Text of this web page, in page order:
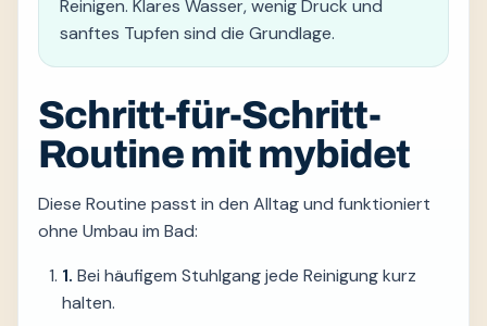
Reinigen. Klares Wasser, wenig Druck und
sanftes Tupfen sind die Grundlage.
Schritt-für-Schritt-
Routine mit mybidet
Diese Routine passt in den Alltag und funktioniert
ohne Umbau im Bad:
1. Bei häufigem Stuhlgang jede Reinigung kurz
halten.